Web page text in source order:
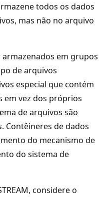
todos os dados
mas não no arquivo
armazenados em grupos
de arquivos
especial que contém
em vez dos próprios
de arquivos são
. Contêineres de dados
do mecanismo de
do sistema de
considere o